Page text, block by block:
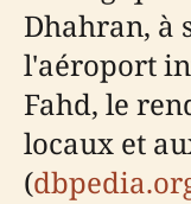
Dhahran, à
l'aéroport
Fahd, le
locaux et
(